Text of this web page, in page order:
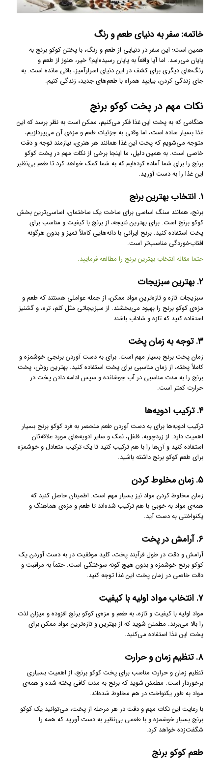
خاتمه: سفر به دنیای طعم و رنگ
همین است؛ این سفر در دنیایی از طعم و رنگ، با پختن کوکو برنج به
پایان می‌رسد. اما آیا واقعاً به پایان رسیده‌ایم؟ خیر، هنوز از طعم و
رنگ‌های دیگری برای کشف در این دنیای اسرارآمیز، باقی مانده است. به
جای زندگی‌ کردن، بیایید همراه با طعم‌های جدید، زندگی کنیم.
نکات مهم در پخت کوکو برنج
هنگامی که به پخت این غذا فکر می‌کنیم، ممکن است به نظر برسد که این
غذا بسیار ساده است، اما وقتی به جزئیات طعم و مزه‌ی آن می‌پردازیم،
متوجه می‌شویم که پخت این غذا همانند هر هنری، نیازمند توجه و دقت
خاصی است. به همین دلیل، ما اینجا برخی از نکات مهم در پخت کوکو
برنج را برای شما آماده کرده‌ایم که به شما کمک خواهد کرد تا طعم بی‌نظیر
این غذا را به دست آورید.
۱. انتخاب بهترین برنج
برنج، همانند سنگ اساسی برای ساخت یک ساختمان، اساسی‌ترین بخش
کوکو برنج است. برای بهترین نتیجه، از برنج با کیفیت و مناسب برای
پخت استفاده کنید. برنج ایرانی با دانه‌هایی کاملاً تمیز و بدون هرگونه
افتاب‌خوردگی مناسب‌تر است.
حتما مقاله انتخاب بهترین برنج را مطالعه فرمایید.
۲. بهترین سبزیجات
سبزیجات تازه و تازه‌ترین مواد ممکن، از جمله عواملی هستند که طعم و
مزه‌ی کوکو برنج را بهبود می‌بخشند. از سبزیجاتی مثل کلم، تره، و گشنیز
استفاده کنید که تازه و شاداب باشند.
۳. توجه به زمان پخت
زمان پخت برنج بسیار مهم است. برای به دست آوردن برنجی خوشمزه و
کاملاً پخته، از زمان مناسبی برای پخت استفاده کنید. بهترین روش، پخت
برنج را به مدت مناسبی در آب جوشانده و سپس ادامه دادن پخت در
حرارت کمتر است.
۴. ترکیب ادویه‌ها
ترکیب ادویه‌ها برای به دست آوردن طعم منحصر به فرد کوکو برنج بسیار
اهمیت دارد. از زردچوبه، فلفل، نمک و سایر ادویه‌های مورد علاقه‌تان
استفاده کنید و آن‌ها را با هم ترکیب کنید تا یک ترکیب متعادل و خوشمزه
برای طعم کوکو برنج داشته باشید.
۵. زمان مخلوط کردن
زمان مخلوط کردن مواد نیز بسیار مهم است. اطمینان حاصل کنید که
همه‌ی مواد به خوبی با هم ترکیب شده‌اند تا طعم و مزه‌ی هماهنگ و
یکنواختی به دست آید.
۶. آرامش در پخت
آرامش و دقت در طول فرآیند پخت، کلید موفقیت در به دست آوردن یک
کوکو برنج خوشمزه و بدون هیچ گونه سوختگی است. حتماً به مراقبت و
دقت خاصی در زمان پخت این غذا توجه کنید.
۷. انتخاب مواد اولیه با کیفیت
مواد اولیه با کیفیت و تازه، به طعم و مزه‌ی کوکو برنج افزوده و میزان لذت
را بالا می‌برند. مطمئن شوید که از بهترین و تازه‌ترین مواد ممکن برای
پخت این غذا استفاده می‌کنید.
۸. تنظیم زمان و حرارت
تنظیم زمان و حرارت مناسب برای پخت کوکو برنج، از اهمیت بسیاری
برخوردار است. مطمئن شوید که برنج به مدت کافی پخته شده و همه‌ی
مواد به طور یکنواخت در هم مخلوط شده‌اند.
با رعایت این نکات مهم و دقت در هر مرحله از پخت، می‌توانید یک کوکو
برنج بسیار خوشمزه و با طعمی بی‌نظیر به دست آورید که همه را
شگفت‌زده خواهد کرد.
طعم کوکو برنج